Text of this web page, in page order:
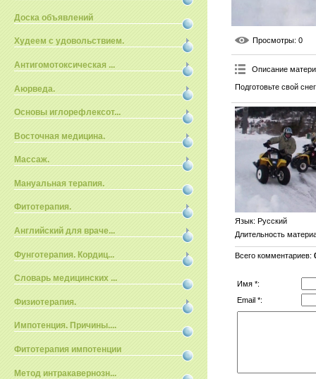
Доска объявлений
Худеем с удовольствием.
Антигомотоксическая ...
Аюрведа.
Основы иглорефлексот...
Восточная медицина.
Массаж.
Мануальная терапия.
Фитотерапия.
Английский для враче...
Фунготерапия. Кордиц...
Словарь медицинских ...
Физиотерапия.
Импотенция. Причины....
Фитотерапия импотенции
Метод интракавернозн...
Просмотры: 0
Описание
Подготовьте свой
Язык: Русский
Длительность
Всего комментариев:
Имя *:
Email *: